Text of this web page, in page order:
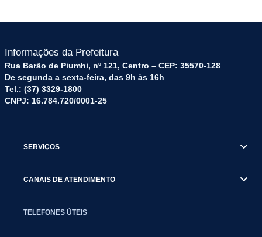
Informações da Prefeitura
Rua Barão de Piumhi, nº 121, Centro – CEP: 35570-128
De segunda a sexta-feira, das 9h às 16h
Tel.: (37) 3329-1800
CNPJ: 16.784.720/0001-25
SERVIÇOS
CANAIS DE ATENDIMENTO
TELEFONES ÚTEIS